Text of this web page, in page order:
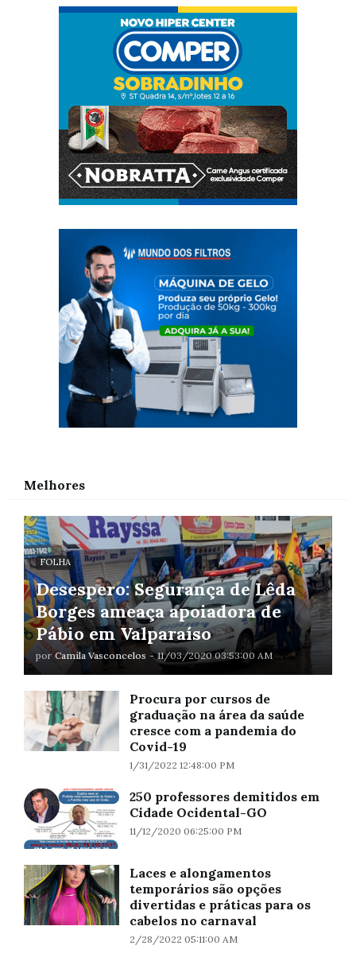
Melhores
FOLHA
Desespero: Segurança de Lêda
Borges ameaça apoiadora de
Pábio em Valparaíso
por Camila Vasconcelos - 11/03/2020 03:53:00 AM
Procura por cursos de
graduação na área da saúde
cresce com a pandemia do
Covid-19
1/31/2022 12:48:00 PM
250 professores demitidos em
Cidade Ocidental-GO
11/12/2020 06:25:00 PM
Laces e alongamentos
temporários são opções
divertidas e práticas para os
cabelos no carnaval
2/28/2022 05:11:00 AM